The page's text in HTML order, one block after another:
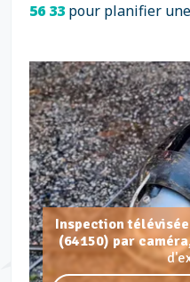
56 33 pour planifier
Inspection
(64150) par